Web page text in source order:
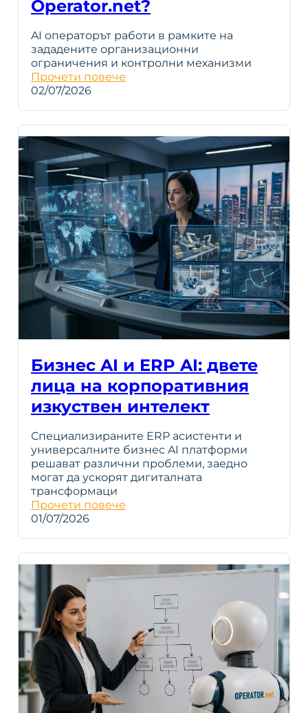
Operator.net?
AI операторът работи в рамките на
зададените организационни
ограничения и контролни механизми
Прочети повече
02/07/2026
Бизнес AI и ERP AI: двете
лица на корпоративния
изкуствен интелект
Специализираните ERP асистенти и
универсалните бизнес AI платформи
решават различни проблеми, заедно
могат да ускорят дигиталната
трансформаци
Прочети повече
01/07/2026